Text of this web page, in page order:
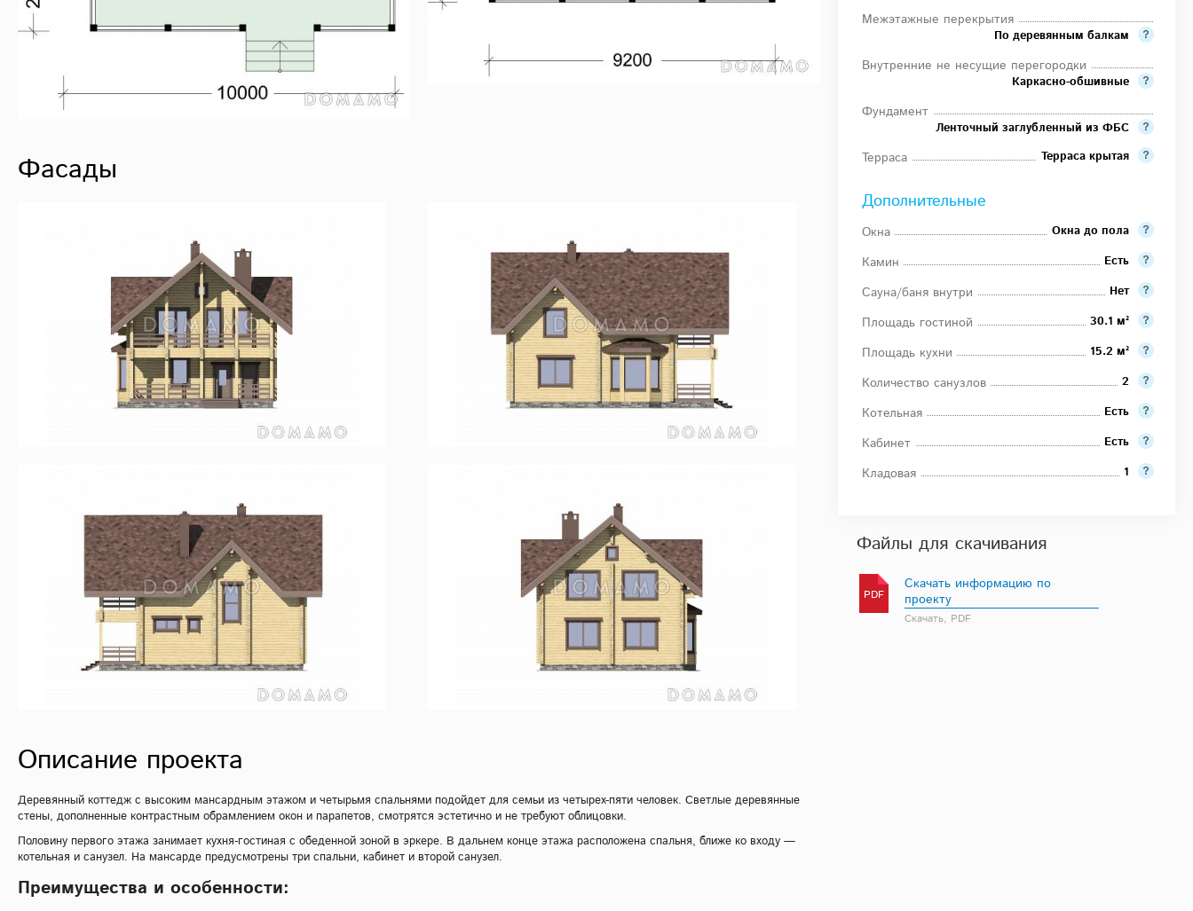
Межэтажные перекрытия
По деревянным балкам
Внутренние не несущие перегородки
Каркасно-обшивные
Фундамент
Ленточный заглубленный из ФБС
Терраса Терраса крытая
Дополнительные
Окна Окна до пола
Камин Есть
Сауна/баня внутри Нет
Площадь гостиной 30.1 м²
Площадь кухни 15.2 м²
Количество санузлов 2
Котельная Есть
Кабинет Есть
Кладовая 1
Файлы для скачивания
PDF
Скачать информацию по
проекту
Скачать, PDF
Фасады
Описание проекта
Деревянный коттедж с высоким мансардным этажом и четырьмя спальнями подойдет для семьи из четырех-пяти человек. Светлые деревянные
стены, дополненные контрастным обрамлением окон и парапетов, смотрятся эстетично и не требуют облицовки.
Половину первого этажа занимает кухня-гостиная с обеденной зоной в эркере. В дальнем конце этажа расположена спальня, ближе ко входу —
котельная и санузел. На мансарде предусмотрены три спальни, кабинет и второй санузел.
Преимущества и особенности: